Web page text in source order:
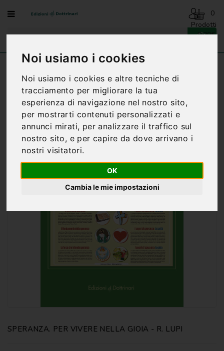
Noi usiamo i cookies
Noi usiamo i cookies e altre tecniche di
tracciamento per migliorare la tua
esperienza di navigazione nel nostro sito,
per mostrarti contenuti personalizzati e
annunci mirati, per analizzare il traffico sul
nostro sito, e per capire da dove arrivano i
nostri visitatori.
OK
Cambia le mie impostazioni
Menu
NATALE
BENEDIZIONI
DELLA
FAMIGLIA
BIOGRAFIA
CARTONCINI
PREGHIERE
0
Prodotti
- 0,00€
LUPI
SPERANZA. PER VIVERE NELLA GIOIA - R. LUPI